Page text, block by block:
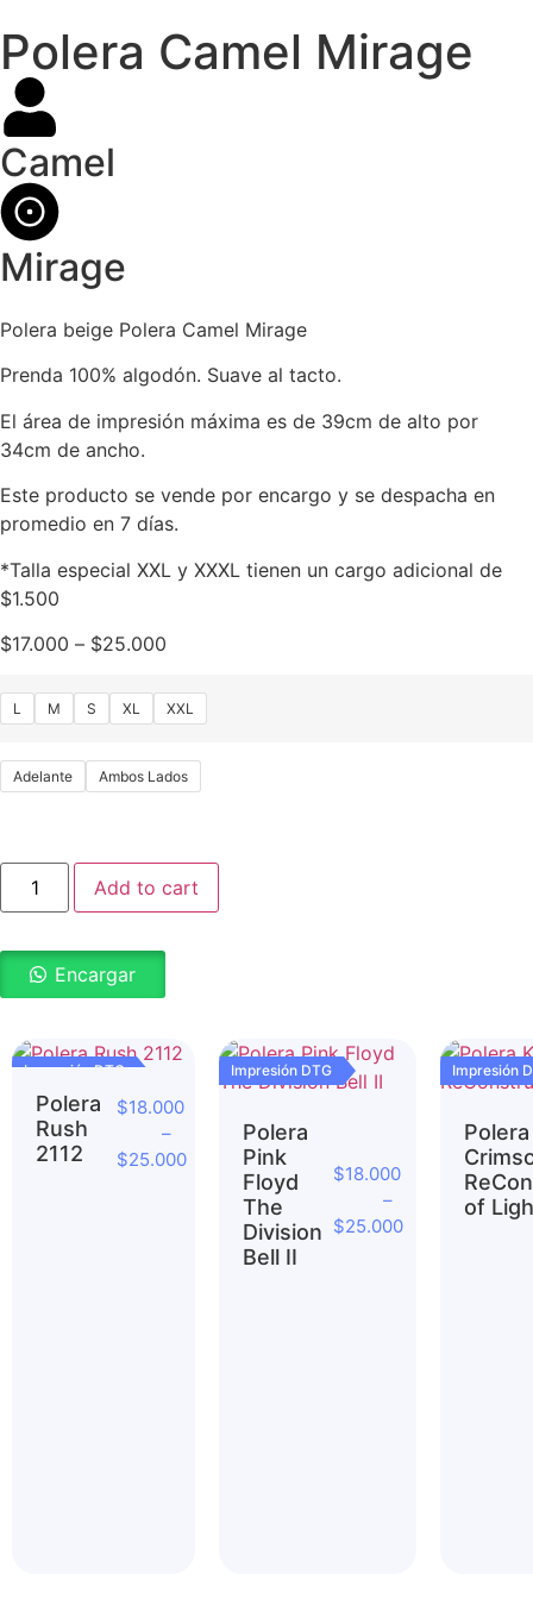
Polera Camel Mirage
Camel
Mirage
Polera beige Polera Camel Mirage
Prenda 100% algodón. Suave al tacto.
El área de impresión máxima es de 39cm de alto por
34cm de ancho.
Este producto se vende por encargo y se despacha en
promedio en 7 días.
*Talla especial XXL y XXXL tienen un cargo adicional de
$1.500
$17.000 – $25.000
L M S XL XXL
Adelante Ambos Lados
Add to cart
Encargar
Impresión DTG
Polera
Rush
2112
$18.000
–
$25.000
Impresión DTG
Polera
Pink
Floyd
The
Division
Bell II
$18.000
–
$25.000
Impresión
of